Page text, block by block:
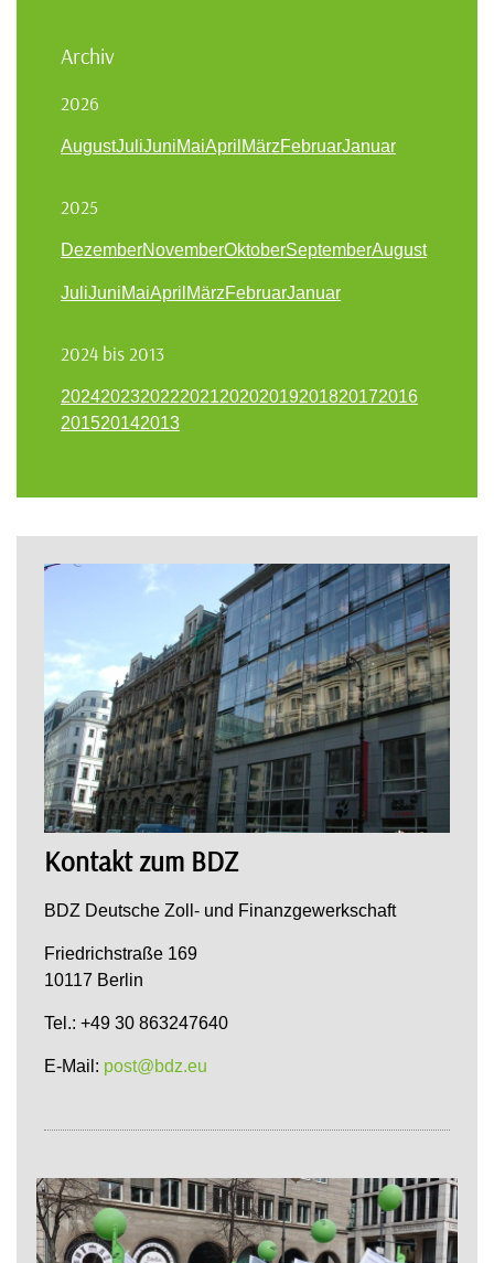
Archiv
2026
AugustJuliJuniMaiApril MärzFebruarJanuar
2025
DezemberNovemberOktoberSeptemberAugust
JuliJuniMaiApril MärzFebruarJanuar
2024 bis 2013
202420232022202120202019201820172016
201520142013
Kontakt zum BDZ
BDZ Deutsche Zoll- und Finanzgewerkschaft
Friedrichstraße 169
10117 Berlin
Tel.: +49 30 863247640
E-Mail: post@bdz.eu